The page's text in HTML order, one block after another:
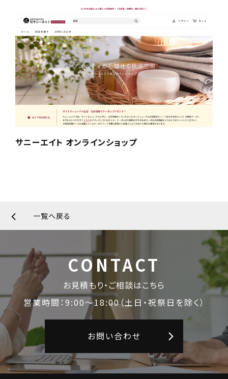
サニーエイト オンラインショップ
一覧へ戻る
CONTACT
お見積もり・ご相談はこちら
営業時間：9:00〜18:00（土日・祝祭日を除く）
お問い合わせ